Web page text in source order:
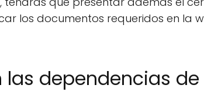
los documentos requeridos en la
dependencias de